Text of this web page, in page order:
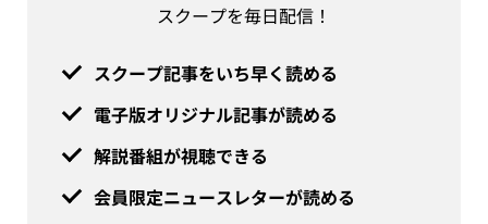
スクープを毎日配信！
スクープ記事をいち早く読める
電子版オリジナル記事が読める
解説番組が視聴できる
会員限定ニュースレターが読める